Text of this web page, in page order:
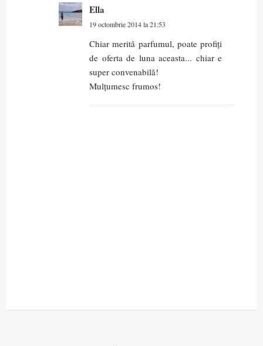
Ella
19 octombrie 2014 la 21:53
Chiar merită parfumul, poate profiți
de oferta de luna aceasta... chiar e
super convenabilă!
Mulțumesc frumos!